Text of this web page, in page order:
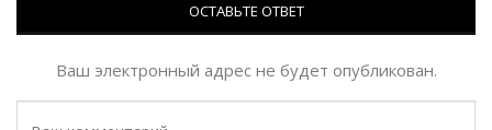
ОСТАВЬТЕ ОТВЕТ
Ваш электронный адрес не будет опубликован.